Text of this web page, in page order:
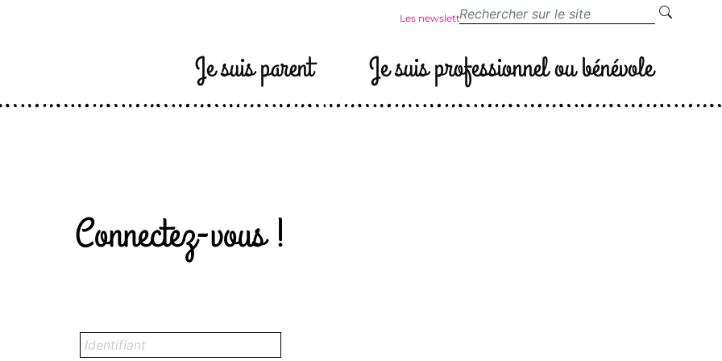
Les newsletters
Je suis parent Je suis professionnel ou bénévole
Connectez-vous !